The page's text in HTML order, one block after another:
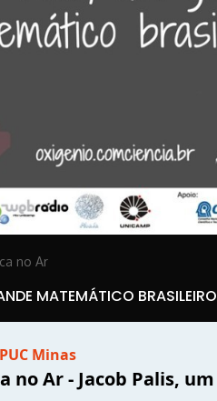
no Ar
MATEMÁTICO BRASILEIRO